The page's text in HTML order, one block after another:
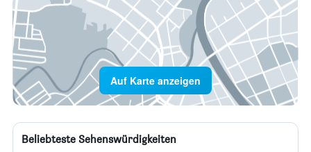
Auf Karte anzeigen
Beliebteste Sehenswürdigkeiten